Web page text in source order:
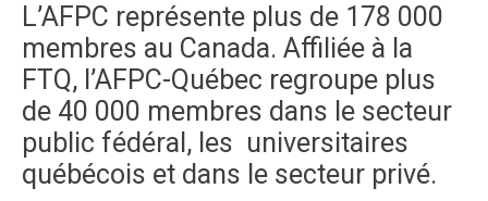
L’AFPC représente plus de 178 000
membres au Canada. Affiliée à la
FTQ, l’AFPC-Québec regroupe plus
de 40 000 membres dans le secteur
public fédéral, les universitaires
québécois et dans le secteur privé.